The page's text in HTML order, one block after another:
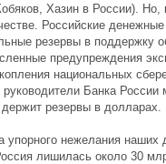
Хазин в России). Но,
Российские
резервы в поддержку
предупреждения
национальных
Банка России
резервы в
нежелания наших
лишилась около 30